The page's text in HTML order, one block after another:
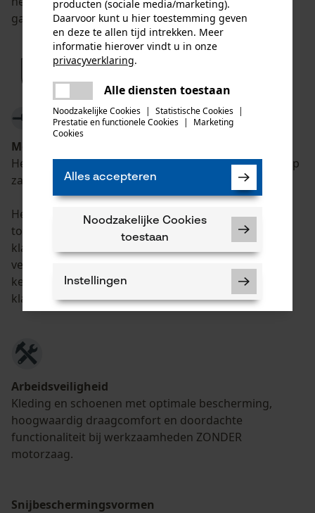
garanderen.
Motorzaagpictogram
Het moet duidelijk zichtbaar zijn aan de buitenkant op
zaagbroeken en schoeisel.
Het betekent: product voor motorzaagwerken
toegelaten en het vervult de veiligheidsbescherming
klasse 1, d.w.z. succesvol gekeurde
veiligheidsbescherming naar klasse 1 met een
kettingsnelheid van 20 m/ sec (uitlopende ketting),
klasse 2 is 24 m/sec en klasse 3 is 28 m/sec.
Arbeidsveiligheid
Kleding en schoenen met optimale bescherming,
hoogwaardig draagcomfort en doordachte
functionaliteit bij werkzaamheden ZONDER
motorzaag.
Snijbeschermingsvormen
producten (sociale media/marketing).
Daarvoor kunt u hier toestemming geven
en deze te allen tijd intrekken. Meer
informatie hierover vindt u in onze
privacyverklaring.
Alle diensten toestaan
Noodzakelijke Cookies | Statistische Cookies |
Prestatie en functionele Cookies |
Marketing
Cookies
Alles accepteren
Noodzakelijke Cookies
toestaan
Instellingen
Controleer instelling van cookies
Session ID
De keuze voor
Er is een fout opgetreden. Gelieve
het opnieuw te proberen.
delen
mail